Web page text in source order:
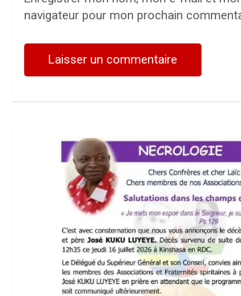
navigateur pour mon prochain